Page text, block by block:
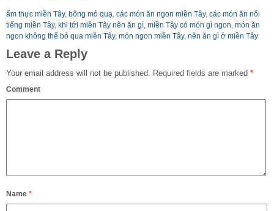
ẩm thực miền Tây, bông mỏ quạ các món ăn ngon miền Tây, các món ăn nổi
tiếng miền Tây, khi tới miền Tây nên ăn gì miền Tây có món gì ngon món ăn
ngon không thể bỏ qua miền Tây, món ngon miền Tây, nên ăn gì ở miền Tây
Leave a Reply
Your email address will not be published. Required fields are marked *
Comment
Name *